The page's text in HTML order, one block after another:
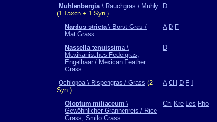
Muhlenbergia\ Rauchgras / Muhly
(1 Taxon + 1 Syn.)
D
Nardus stricta\ Borst-Gras /
Mat Grass
A D F
Nassella tenuissima\
Mexikanisches Federgras,
Engelhaar / Mexican Feather
Grass
D
Ochlopoa \ Rispengras / Grass (2
Syn.)
A CH D F
Oloptum miliaceum \
Gewöhnlicher Grannenreis / Rice
Grass, Smilo Grass
Chi Kre Les Rho